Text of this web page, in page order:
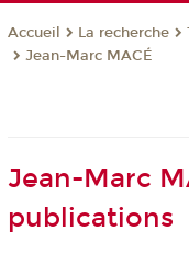
Accueil La recherche
Jean-Marc MACÉ
Jean-Marc
publications